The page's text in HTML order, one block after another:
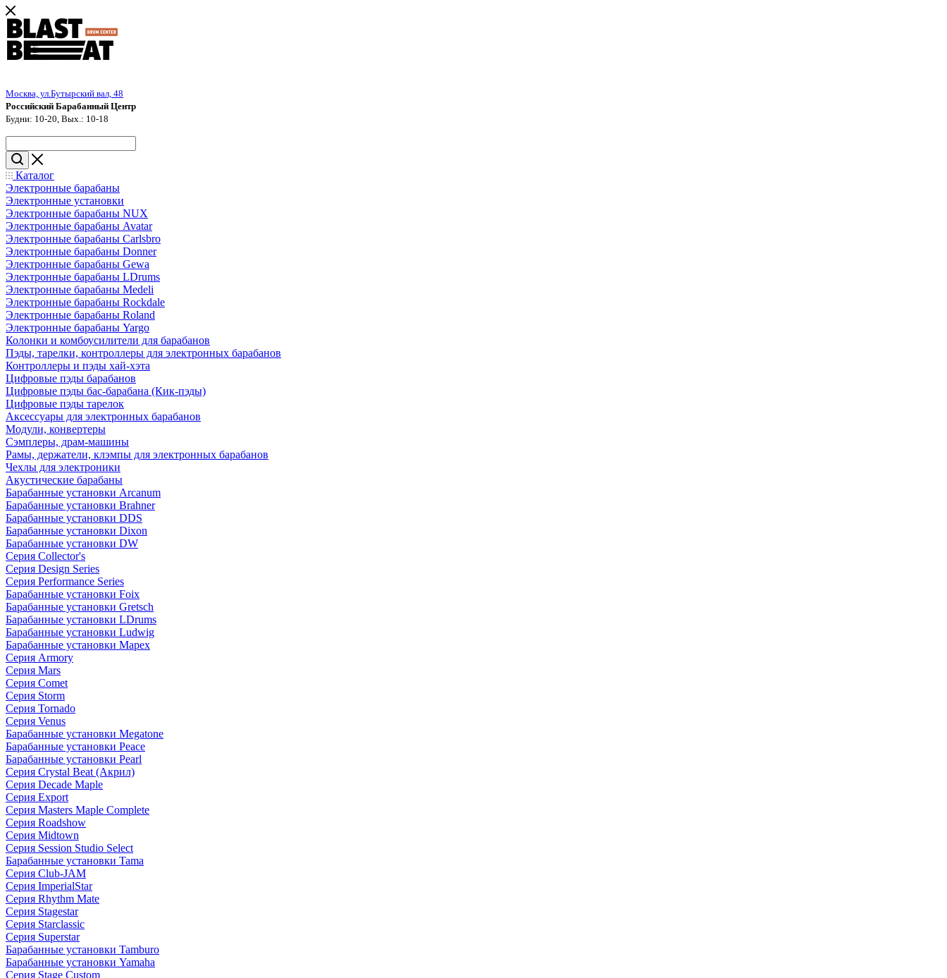
Москва, ул.Бутырский вал, 48
Российский Барабанный Центр
Будни: 10-20, Вых.: 10-18
Каталог
Электронные барабаны
Электронные установки
Электронные барабаны NUX
Электронные барабаны Avatar
Электронные барабаны Carlsbro
Электронные барабаны Donner
Электронные барабаны Gewa
Электронные барабаны LDrums
Электронные барабаны Medeli
Электронные барабаны Rockdale
Электронные барабаны Roland
Электронные барабаны Yargo
Колонки и комбоусилители для барабанов
Пэды, тарелки, контроллеры для электронных барабанов
Контроллеры и пэды хай-хэта
Цифровые пэды барабанов
Цифровые пэды бас-барабана (Кик-пэды)
Цифровые пэды тарелок
Аксессуары для электронных барабанов
Модули, конвертеры
Сэмплеры, драм-машины
Рамы, держатели, клэмпы для электронных барабанов
Чехлы для электроники
Акустические барабаны
Барабанные установки Arcanum
Барабанные установки Brahner
Барабанные установки DDS
Барабанные установки Dixon
Барабанные установки DW
Серия Collector's
Серия Design Series
Серия Performance Series
Барабанные установки Foix
Барабанные установки Gretsch
Барабанные установки LDrums
Барабанные установки Ludwig
Барабанные установки Mapex
Серия Armory
Серия Mars
Серия Comet
Серия Storm
Серия Tornado
Серия Venus
Барабанные установки Megatone
Барабанные установки Peace
Барабанные установки Pearl
Серия Crystal Beat (Акрил)
Серия Decade Maple
Серия Export
Серия Masters Maple Complete
Серия Roadshow
Серия Midtown
Серия Session Studio Select
Барабанные установки Tama
Серия Club-JAM
Серия ImperialStar
Серия Rhythm Mate
Серия Stagestar
Серия Starclassic
Серия Superstar
Барабанные установки Tamburo
Барабанные установки Yamaha
Серия Stage Custom